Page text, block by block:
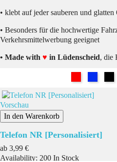
• klebt auf jeder sauberen und glatten
• Besonders für die hochwertige
Verkehrsmittelwerbung geeignet
• Made with ♥ in Lüdenscheid, die
Vorschau
In den Warenkorb
Telefon NR [Personalisiert]
ab Preis
3,99 €
Availability: 200 In Stock